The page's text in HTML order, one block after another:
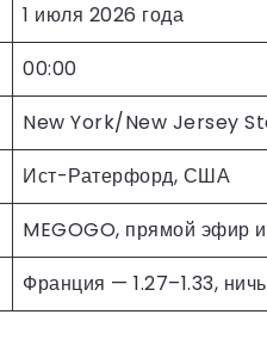
1 июля 2026 года
00:00
New York/New Jersey
Ист-Ратерфорд, США
MEGOGO, прямой эфир
Франция — 1.27–1.33,